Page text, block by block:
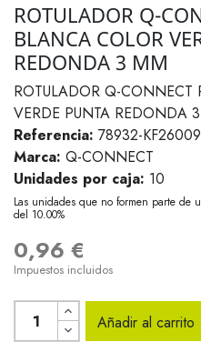
ROTULADOR Q-
BLANCA COLOR
REDONDA 3 MM
ROTULADOR Q-
VERDE PUNTA REDONDA
Referencia: 78932-KF26009
Marca: Q-CONNECT
Unidades por caja: 10
Las unidades que no formen parte
del 10.00%
0,96 €
Impuestos incluidos
Añadir al carrito